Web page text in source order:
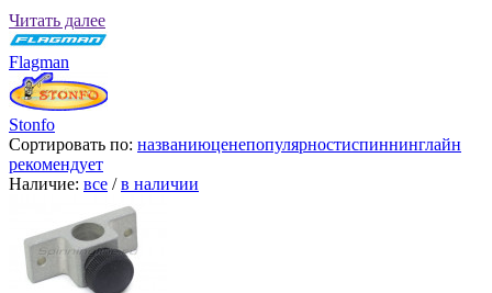
Читать далее
Flagman
Stonfo
Сортировать по: названиюценепопулярностиспиннинглайн
рекомендует
Наличие: все /в наличии